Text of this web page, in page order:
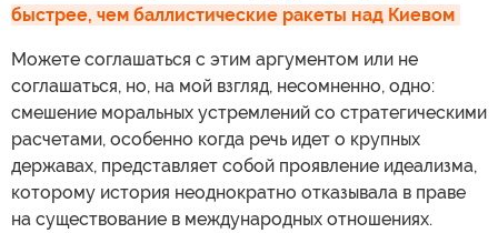
быстрее, чем баллистические ракеты над Киевом
Можете соглашаться с этим аргументом или не
соглашаться, но, на мой взгляд, несомненно, одно:
смешение моральных устремлений со стратегическими
расчетами, особенно когда речь идет о крупных
державах, представляет собой проявление идеализма,
которому история неоднократно отказывала в праве
на существование в международных отношениях.